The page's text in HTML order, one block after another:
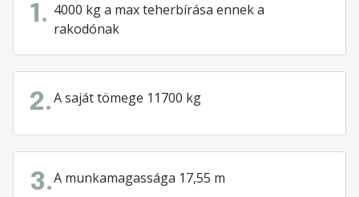
1. 4000 kg a max teherbírása ennek a
rakodónak
2.A saját tömege 11700 kg
3.A munkamagassága 17,55 m